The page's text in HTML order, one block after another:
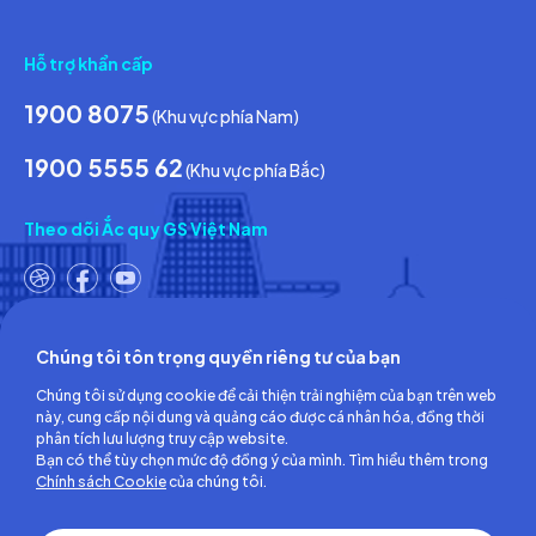
Hỗ trợ khẩn cấp
1900 8075(Khu vực phía Nam)
1900 5555 62(Khu vực phía Bắc)
Theo dõi Ắc quy GS Việt Nam
Công ty TNHH Ắc quy GS Việt Nam
Số 18, đường số 3, KCN Việt Nam-Singapore,
Phường Bình Hòa, TP.Hồ Chí Minh, Việt Nam
ĐT: (0274) 3756 360 - Fax: (0274) 3756 362
Giấy chứng nhận đăng ký kinh doanh số: 3700255457 do Sở Kế
hoạch và Đầu tư Tỉnh Bình Dương cấp lần đầu ngày 30/06/2008
Chúng tôi tôn trọng quyền riêng tư của bạn
Chúng tôi sử dụng cookie để cải thiện trải nghiệm của bạn trên web
này, cung cấp nội dung và quảng cáo được cá nhân hóa, đồng thời
phân tích lưu lượng truy cập website.
Bạn có thể tùy chọn mức độ đồng ý của mình. Tìm hiểu thêm trong
Chính sách Cookiecủa chúng tôi.